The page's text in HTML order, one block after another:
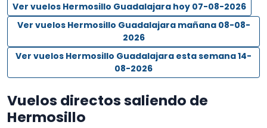
Ver vuelos Hermosillo Guadalajara hoy 07-08-2026
Ver vuelos Hermosillo Guadalajara mañana 08-08-
2026
Ver vuelos Hermosillo Guadalajara esta semana 14-
08-2026
Vuelos directos saliendo de
Hermosillo